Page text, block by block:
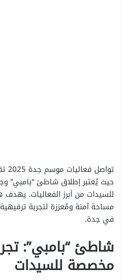
حيث يُعتبر إطلاق شاطئ “بامبي”
للسيدات من أبرز الفعاليات. يهدف
مساحة آمنة ومُعززة لتجربة
في جدة.
شاطئ “بامبي”:
مخصصة للسيدات